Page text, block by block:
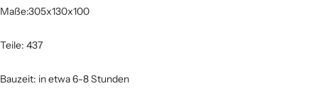
Maße:305x130x100
Teile: 437
Bauzeit: in etwa 6-8 Stunden